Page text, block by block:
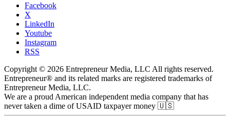
Facebook
X
LinkedIn
Youtube
Instagram
RSS
Copyright © 2026 Entrepreneur Media, LLC All rights reserved.
Entrepreneur® and its related marks are registered trademarks of
Entrepreneur Media, LLC.
We are a proud American independent media company that has
never taken a dime of USAID taxpayer money 🇺🇸